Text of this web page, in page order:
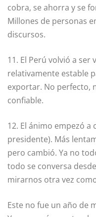
cobra, se ahorra y se
Millones de personas
discursos.
11. El Perú volvió a ser
relativamente estable
exportar. No perfecto,
confiable.
12. El ánimo empezó a
presidente). Más
pero cambió. Ya no
todo se conversa
mirarnos otra vez
Este no fue un año de